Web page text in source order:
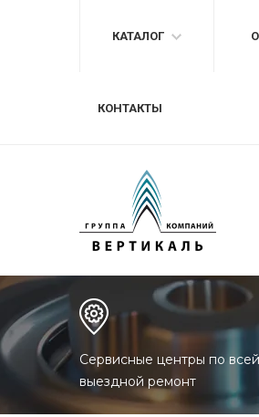
КАТАЛОГ
КОНТАКТЫ
Сервисные центры по
выездной ремонт